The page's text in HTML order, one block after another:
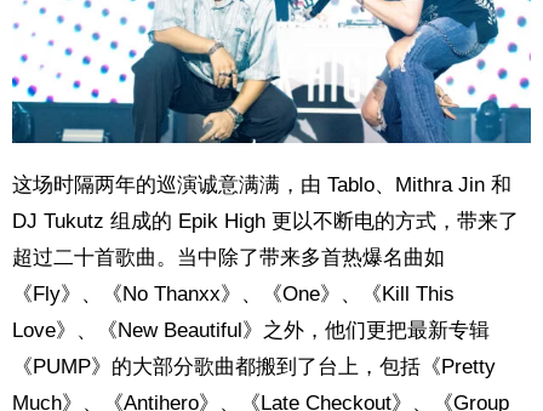
这场时隔两年的巡演诚意满满，由 Tablo、Mithra Jin 和
DJ Tukutz 组成的 Epik High 更以不断电的方式，带来了
超过二十首歌曲。当中除了带来多首热爆名曲如
《Fly》、《No Thanxx》、《One》、《Kill This
Love》、《New Beautiful》之外，他们更把最新专辑
《PUMP》的大部分歌曲都搬到了台上，包括《Pretty
Much》、《Antihero》、《Late Checkout》、《Group